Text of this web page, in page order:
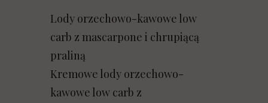
Lody orzechowo-kawowe low
carb z mascarpone i chrupiącą
praliną
Kremowe lody orzechowo-
kawowe low carb z